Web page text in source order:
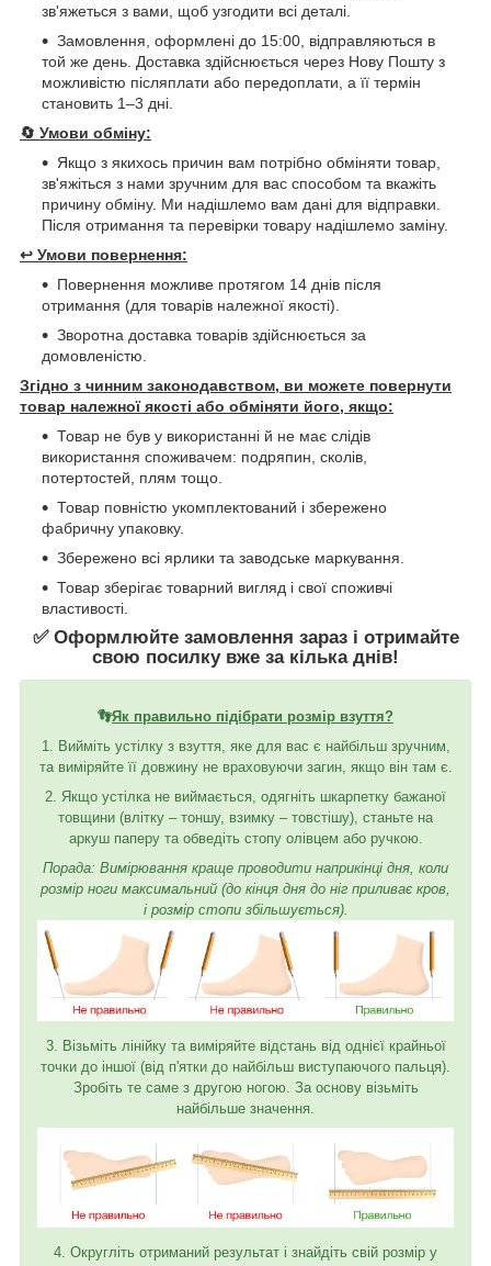
зв'яжеться з вами, щоб узгодити всі деталі.
Замовлення, оформлені до 15:00, відправляються в
той же день. Доставка здійснюється через Нову Пошту з
можливістю післяплати або передоплати, а її термін
становить 1–3 дні.
🔄 Умови обміну:
Якщо з якихось причин вам потрібно обміняти товар,
зв'яжіться з нами зручним для вас способом та вкажіть
причину обміну. Ми надішлемо вам дані для відправки.
Після отримання та перевірки товару надішлемо заміну.
↩️ Умови повернення:
Повернення можливе протягом 14 днів після
отримання (для товарів належної якості).
Зворотна доставка товарів здійснюється за
домовленістю.
Згідно з чинним законодавством, ви можете повернути
товар належної якості або обміняти його, якщо:
Товар не був у використанні й не має слідів
використання споживачем: подряпин, сколів,
потертостей, плям тощо.
Товар повністю укомплектований і збережено
фабричну упаковку.
Збережено всі ярлики та заводське маркування.
Товар зберігає товарний вигляд і свої споживчі
властивості.
✅ Оформлюйте замовлення зараз і отримайте
свою посилку вже за кілька днів!
👣Як правильно підібрати розмір взуття?
1. Вийміть устілку з взуття, яке для вас є найбільш зручним,
та виміряйте її довжину не враховуючи загин, якщо він там є.
2. Якщо устілка не виймається, одягніть шкарпетку бажаної
товщини (влітку – тоншу, взимку – товстішу), станьте на
аркуш паперу та обведіть стопу олівцем або ручкою.
Порада: Вимірювання краще проводити наприкінці дня, коли
розмір ноги максимальний (до кінця дня до ніг приливає кров,
і розмір стопи збільшується).
3. Візьміть лінійку та виміряйте відстань від однієї крайньої
точки до іншої (від п'ятки до найбільш виступаючого пальця).
Зробіть те саме з другою ногою. За основу візьміть
найбільше значення.
4. Округліть отриманий результат і знайдіть свій розмір у